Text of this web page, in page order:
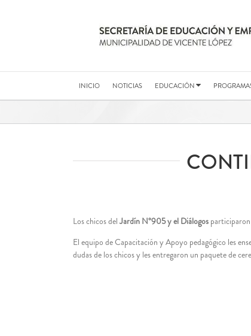
INICIO NOTICIAS EDUCACIÓN
Los chicos delJardín N°905 y el Diálogos participaron
El equipo de Capacitación y Apoyo pedagógico les
dudas de los chicos y les entregaron un paquete de